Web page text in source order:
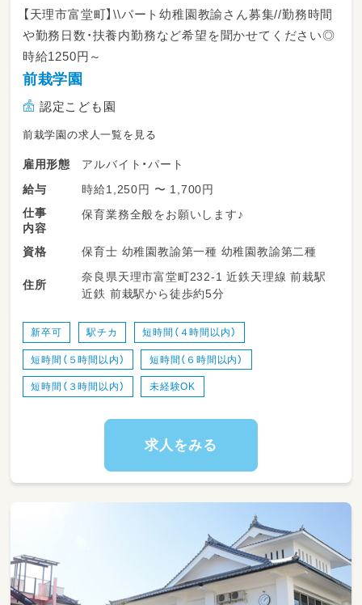
【天理市富堂町】\\パート幼稚園教諭さん募集//勤務時間
や勤務日数・扶養内勤務など希望を聞かせてください◎
時給1250円～
前栽学園
認定こども園
前栽学園の求人一覧を見る
雇用形態
アルバイト・パート
給与
時給1,250円 〜 1,700円
仕事
内容
保育業務全般をお願いします♪
資格 保育士 幼稚園教諭第一種 幼稚園教諭第二種
住所
奈良県天理市富堂町232-1 近鉄天理線 前栽駅
近鉄 前栽駅から徒歩約5分
新卒可 駅チカ 短時間（４時間以内）
短時間（５時間以内） 短時間（６時間以内）
短時間（３時間以内） 未経験OK
求人をみる